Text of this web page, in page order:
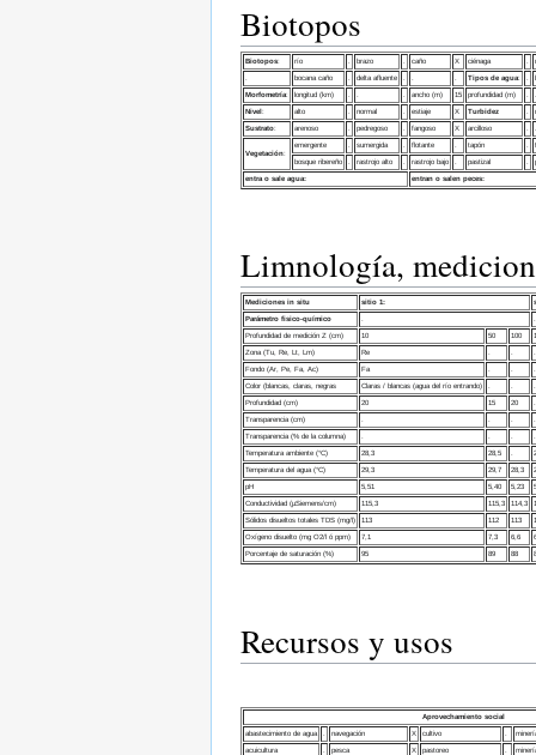
Biotopos
Biotopos: río . brazo . caño X ciénaga .
. bocana caño . delta afluente . . . Tipos de agua: .
Morfometría: longitud (km) . . . ancho (m) 15 profundidad (m) . .
Nivel : alto . normal . estiaje X Turbidez .
Sustrato: arenoso . pedregoso . fangoso X arcilloso . .
Vegetación:
emergente . sumergida . flotante . tapón .
bosque ribereño . rastrojo alto . rastrojo bajo . pastizal .
entra o sale agua: entran o salen peces:
Limnología,
Mediciones in situ sitio 1:
Parámetro fisico-químico . .
Profundidad de medición Z (cm) 10 50 100
Zona (Tu, Re, Lt, Lm) Re . . .
Fondo (Ar, Pe, Fa, Ac) Fa . . .
Color (blancas, claras, negras Claras / blancas (agua del río entrando) . . .
Profundidad (cm) 20 15 20 .
Transparencia (cm) . . . .
Transparencia (% de la columna) . . . .
Temperatura ambiente (°C) 28,3 28,5 .
Temperatura del agua (°C) 29,3 29,7 28,3
pH 5,51 5,40 5,23
Conductividad (µSiemens/cm) 115,3 115,3 114,3
Sólidos disueltos totales TDS (mg/l) 113 112 113
Oxígeno disuelto (mg O2/l ó ppm) 7,1 7,3 6,6
Porcentaje de saturación (%) 95 89 88
Recursos y usos
Aprovechamiento social
abastecimiento de agua navegación X cultivo
acuicultura pesca X pastoreo